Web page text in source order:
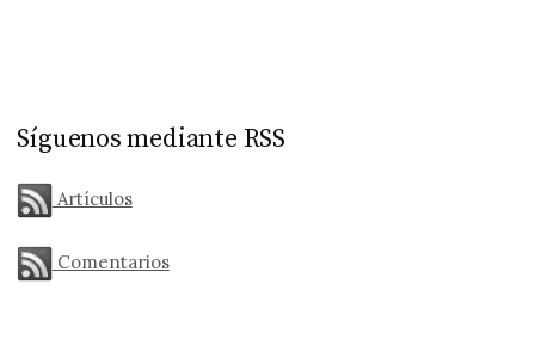
Síguenos mediante RSS
Artículos
Comentarios